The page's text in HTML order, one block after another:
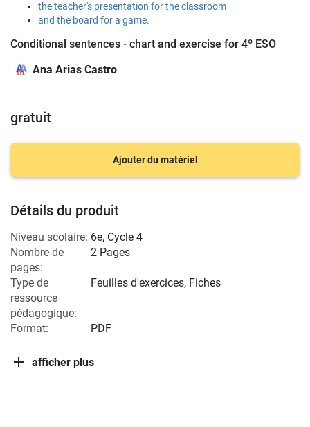
the teacher's presentation for the classroom
and the board for a game.
Conditional sentences - chart and exercise for 4º ESO
Ana Arias Castro
gratuit
Ajouter du matériel
Détails du produit
Niveau scolaire: 6e, Cycle 4
Nombre de
pages:
2 Pages
Type de
ressource
pédagogique:
Feuilles d'exercices, Fiches
Format: PDF
afficher plus